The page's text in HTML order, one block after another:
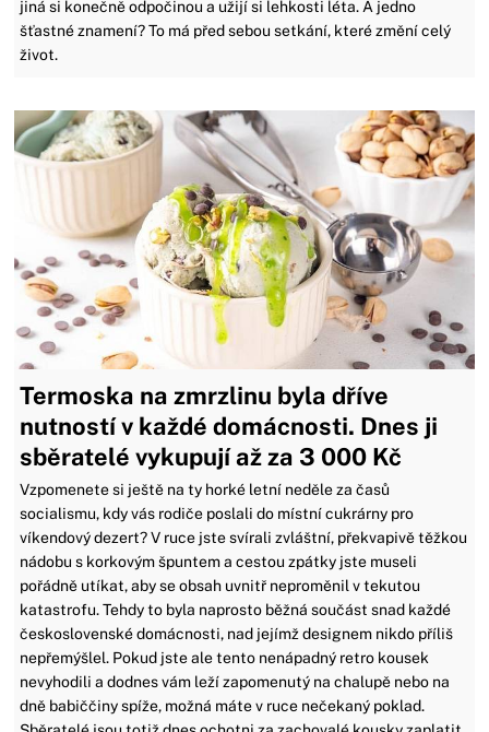
jiná si konečně odpočinou a užijí si lehkosti léta. A jedno
šťastné znamení? To má před sebou setkání, které změní celý
život.
Termoska na zmrzlinu byla dříve
nutností v každé domácnosti. Dnes ji
sběratelé vykupují až za 3 000 Kč
Vzpomenete si ještě na ty horké letní neděle za časů
socialismu, kdy vás rodiče poslali do místní cukrárny pro
víkendový dezert? V ruce jste svírali zvláštní, překvapivě těžkou
nádobu s korkovým špuntem a cestou zpátky jste museli
pořádně utíkat, aby se obsah uvnitř neproměnil v tekutou
katastrofu. Tehdy to byla naprosto běžná součást snad každé
československé domácnosti, nad jejímž designem nikdo příliš
nepřemýšlel. Pokud jste ale tento nenápadný retro kousek
nevyhodili a dodnes vám leží zapomenutý na chalupě nebo na
dně babiččiny spíže, možná máte v ruce nečekaný poklad.